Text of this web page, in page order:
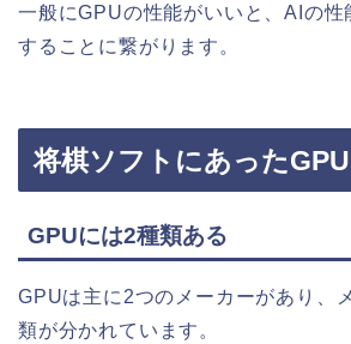
一般にGPUの性能がいいと、AIの性
することに繋がります。
将棋ソフトにあったGPU
GPUには2種類ある
GPUは主に2つのメーカーがあり、
類が分かれています。